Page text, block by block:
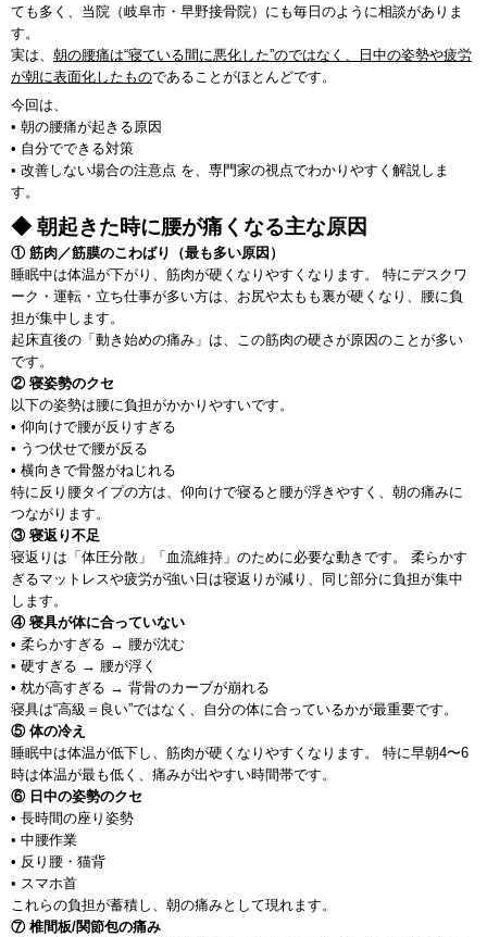
ても多く、当院（岐阜市・早野接骨院）にも毎日のように相談がありま
す。
実は、 朝の腰痛は“寝ている間に悪化した”のではなく、日中の姿勢や疲労
が朝に表面化したものであることがほとんどです。
今回は、
• 朝の腰痛が起きる原因
• 自分でできる対策
• 改善しない場合の注意点 を、専門家の視点でわかりやすく解説しま
す。
◆ 朝起きた時に腰が痛くなる主な原因
① 筋肉／筋膜のこわばり（最も多い原因）
睡眠中は体温が下がり、筋肉が硬くなりやすくなります。 特にデスクワ
ーク・運転・立ち仕事が多い方は、お尻や太もも裏が硬くなり、腰に負
担が集中します。
起床直後の「動き始めの痛み」は、この筋肉の硬さが原因のことが多い
です。
② 寝姿勢のクセ
以下の姿勢は腰に負担がかかりやすいです。
• 仰向けで腰が反りすぎる
• うつ伏せで腰が反る
• 横向きで骨盤がねじれる
特に反り腰タイプの方は、仰向けで寝ると腰が浮きやすく、朝の痛みに
つながります。
③ 寝返り不足
寝返りは「体圧分散」「血流維持」のために必要な動きです。 柔らかす
ぎるマットレスや疲労が強い日は寝返りが減り、同じ部分に負担が集中
します。
④ 寝具が体に合っていない
• 柔らかすぎる → 腰が沈む
• 硬すぎる → 腰が浮く
• 枕が高すぎる → 背骨のカーブが崩れる
寝具は“高級＝良い”ではなく、自分の体に合っているかが最重要です。
⑤ 体の冷え
睡眠中は体温が低下し、筋肉が硬くなりやすくなります。 特に早朝4〜6
時は体温が最も低く、痛みが出やすい時間帯です。
⑥ 日中の姿勢のクセ
• 長時間の座り姿勢
• 中腰作業
• 反り腰・猫背
• スマホ首
これらの負担が蓄積し、朝の痛みとして現れます。
⑦ 椎間板/関節包の痛み